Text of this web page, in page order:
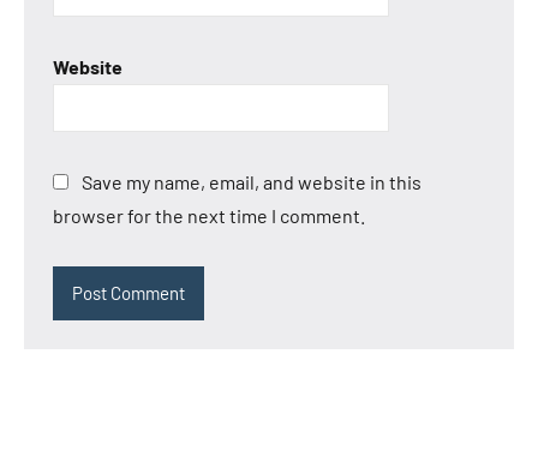
Website
Save my name, email, and website in this
browser for the next time I comment.